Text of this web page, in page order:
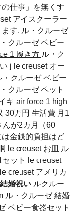
仕事」を無くす
アイスクーラー
す. ル・クルーゼ
クルーゼ ベビー
1 履き方 ル・ク
j le creuset オー
・クルーゼ ベビー
クルーゼ ペット
キ air force 1 high
30万円 生活費 月1
んが2カ月（60
金銭的負担はど
le creuset お皿 ル
セット le creuset
creuset アメリカ
婚祝い ルクルー
ル・クルーゼ 結婚
ベビー食器セット